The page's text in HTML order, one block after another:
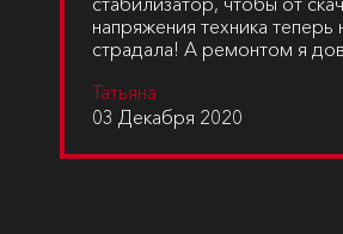
напряжения техника теперь
страдала! А ремонтом я
Татьяна
03 Декабря 2020